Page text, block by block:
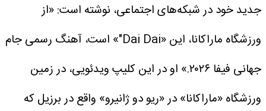
جدید خود در شبکه‌های اجتماعی، نوشته است: «از
ورزشگاه ماراکانا، این «Dai Dai"» است، آهنگ رسمی جام
جهانی فیفا ۲۰۲۶.»
او در این کلیپ ویدئویی، در زمین
ورزشگاه «ماراکانا» در «ریو دو ژانیرو» واقع در برزیل که